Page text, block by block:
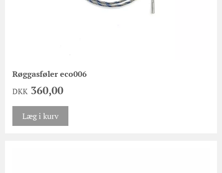
Røggasføler eco006
DKK 360,00
Læg i kurv